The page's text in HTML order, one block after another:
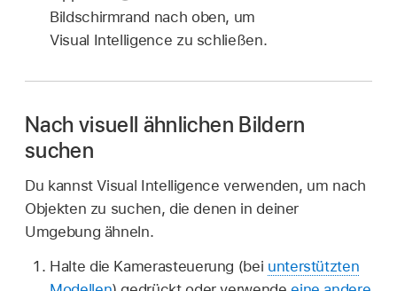
Bildschirmrand nach oben, um
Visual Intelligence zu schließen.
Nach visuell ähnlichen Bildern
suchen
Du kannst Visual Intelligence verwenden, um nach
Objekten zu suchen, die denen in deiner
Umgebung ähneln.
Halte die Kamerasteuerung (bei unterstützten